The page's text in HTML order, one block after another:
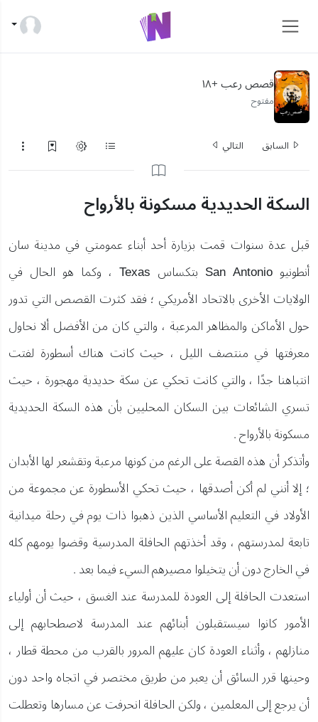
قصص رعب +١٨
مفتوح
السابق التالي
السكة الحديدية مسكونة بالأرواح
قبل عدة سنوات قمت بزيارة أحد أبناء عمومتي في مدينة سان
أنطونيو San Antonio بتكساس Texas ، وكما هو الحال في
الولايات الأخرى بالاتحاد الأمريكي ؛ فقد كثرت القصص التي تدور
حول الأماكن والمظاهر المرعبة ، والتي كان من الأفضل ألا نحاول
معرفتها في منتصف الليل ، حيث كانت هناك أسطورة لفتت
انتباهنا جدًا ، والتي كانت تحكي عن سكة حديدية مهجورة ، حيث
تسري الشائعات بين السكان المحليين بأن هذه السكة الحديدية
مسكونة بالأرواح .
وأتذكر أن هذه القصة على الرغم من كونها مرعبة وتقشعر لها الأبدان
؛ إلا أنني لم أكن أصدقها ، حيث تحكي الأسطورة عن مجموعة من
الأولاد في التعليم الأساسي الذين ذهبوا ذات يوم في رحلة ميدانية
تابعة لمدرستهم ، وقد أخذتهم الحافلة المدرسية وقضوا يومهم كله
في الخارج دون أن يتخيلوا مصيرهم السيء فيما بعد .
استعدت الحافلة إلى العودة للمدرسة عند الغسق ، حيث أن أولياء
الأمور كانوا سيستقبلون أبنائهم عند المدرسة لاصطحابهم إلى
منازلهم ، وأثناء العودة كان عليهم المرور بالقرب من محطة قطار ،
وحينها قرر السائق أن يعبر من طريق مختصر في اتجاه واحد دون
أن يرجع إلى المعلمين ، ولكن الحافلة انحرفت عن مسارها وتعطلت